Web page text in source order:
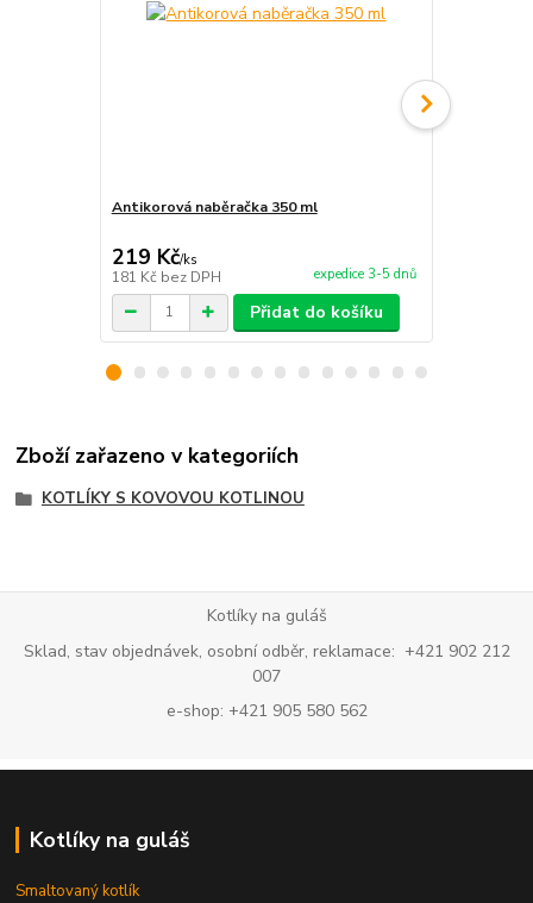
Antikorová naběračka 350 ml
219 Kč/ks
181 Kč bez DPH expedice 3-5 dnů
Přidat do košíku
Zboží zařazeno v kategoriích
KOTLÍKY S KOVOVOU KOTLINOU
Kotlíky na guláš
Sklad, stav objednávek, osobní odběr, reklamace: +421 902 212
007
e-shop: +421 905 580 562
Kotlíky na guláš
Smaltovaný kotlík